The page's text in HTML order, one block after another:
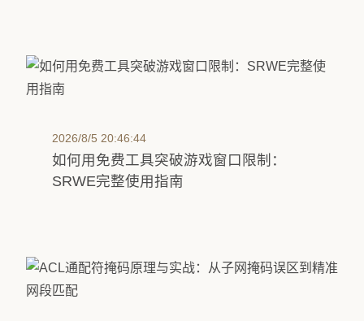
2026/8/5 20:46:44
如何用免费工具突破游戏窗口限制：
SRWE完整使用指南